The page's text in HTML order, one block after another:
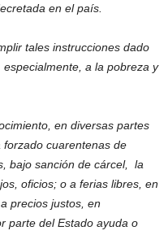
en el país.
tales instrucciones dado
a la pobreza y
en diversas partes
cuarentenas de
bajo sanción de cárcel, la
oficios; o a ferias libres, en
precios justos, en
parte del Estado ayuda o